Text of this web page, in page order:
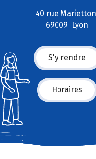
40 rue Marietton
69009 Lyon
S'y rendre
Horaires